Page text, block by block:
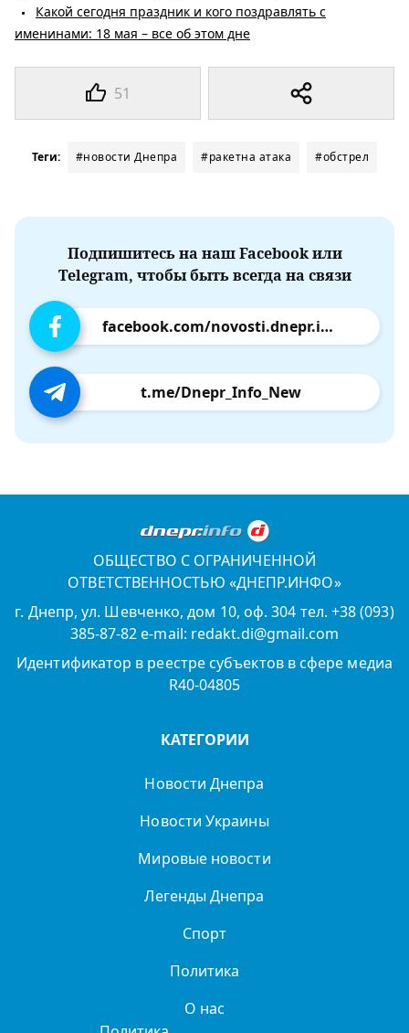
51
Какой сегодня праздник и кого поздравлять с
именинами: 18 мая – все об этом дне
Теги: #новости Днепра #ракетна атака #обстрел
Подпишитесь на наш Facebook или
Telegram, чтобы быть всегда на связи
facebook.com/novosti.dnepr.info
t.me/Dnepr_Info_New
ОБЩЕСТВО С ОГРАНИЧЕННОЙ
ОТВЕТСТВЕННОСТЬЮ «ДНЕПР.ИНФО»
г. Днепр, ул. Шевченко, дом 10, оф. 304 тел. +38 (093)
385-87-82 e-mail: redakt.di@gmail.com
Идентификатор в реестре субъектов в сфере медиа
R40-04805
КАТЕГОРИИ
Новости Днепра
Новости Украины
Мировые новости
Легенды Днепра
Спорт
Политика
О нас